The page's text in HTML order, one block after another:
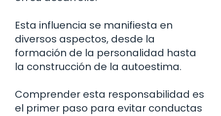
Esta influencia se manifiesta en
diversos aspectos, desde la
formación de la personalidad hasta
la construcción de la autoestima.
Comprender esta responsabilidad es
el primer paso para evitar conductas